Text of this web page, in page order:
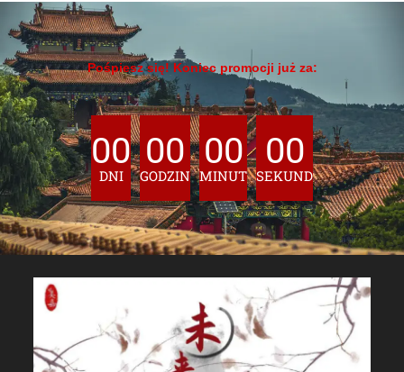
Pośpiesz się! Koniec promocji już za:
00
DNI
00
GODZIN
00
MINUT
00
SEKUND